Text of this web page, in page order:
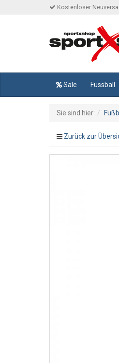
Kostenloser
Sale Fussball
Sie sind hier:
Zurück zur